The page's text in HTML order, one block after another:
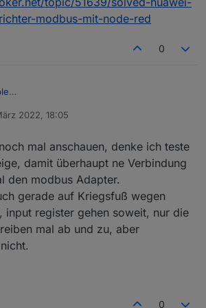
modbus-mit-node-red
0
der bekommt beim Huawei
keine Verbindung.
habe aber hier aufgeschrieben, wie man es
node-red hinbekommt. Ist nur eine
wie es geht habe ich mir im
zusammengesucht:
forum.iobroker.net/topic/51639/solved-
sun2000-wechselrichter-modbus-mit-
red
2022, 18:05
mal anschauen, denke ich teste
damit überhaupt ne Verbindung
den modbus Adapter.
gerade auf Kriegsfuß wegen
input register gehen soweit, nur die
mal ab und zu, aber
0